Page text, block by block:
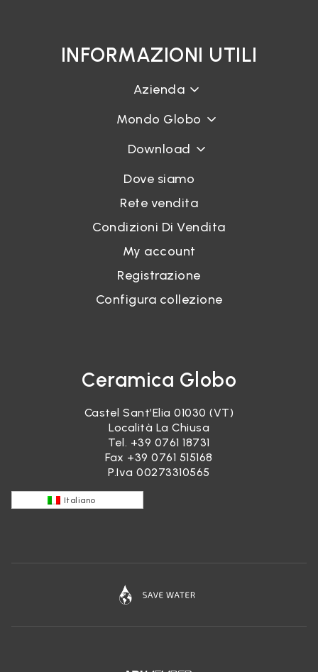
INFORMAZIONI UTILI
Azienda
Mondo Globo
Download
Dove siamo
Rete vendita
Condizioni Di Vendita
My account
Registrazione
Configura collezione
Ceramica Globo
Castel Sant’Elia 01030 (VT)
Località La Chiusa
Tel. +39 0761 18731
Fax +39 0761 515168
P.Iva 00273310565
Italiano